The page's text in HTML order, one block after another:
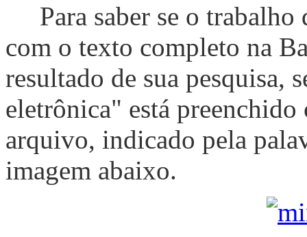
Para saber se o trabalho
com o texto completo na
resultado de sua pesquisa,
eletrônica" está
arquivo, indicado pela
imagem abaixo.